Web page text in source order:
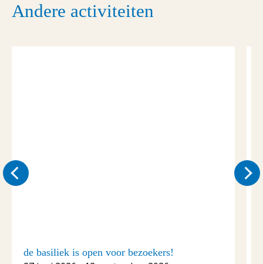
Andere activiteiten
de basiliek is open voor bezoekers!